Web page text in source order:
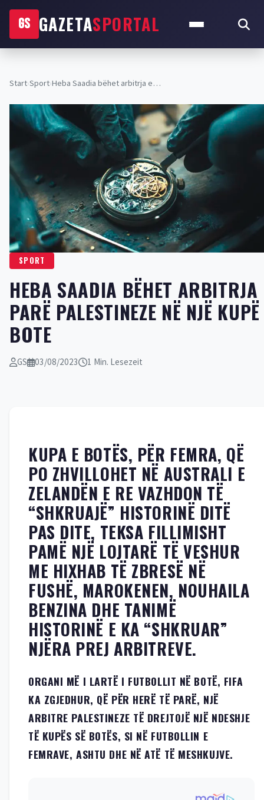
GS GAZETASPORTAL
Start›Sport›Heba Saadia bëhet arbitrja e…
SPORT
HEBA SAADIA BËHET ARBITRJA
PARË PALESTINEZE NË NJË KUPË
BOTE
GS 03/08/2023 1 Min. Lesezeit
KUPA E BOTËS, PËR FEMRA, QË
PO ZHVILLOHET NË AUSTRALI E
ZELANDËN E RE VAZHDON TË
“SHKRUAJË” HISTORINË DITË
PAS DITE, TEKSA FILLIMISHT
PAMË NJË LOJTARË TË VESHUR
ME HIXHAB TË ZBRESË NË
FUSHË, MAROKENEN, NOUHAILA
BENZINA DHE TANIMË
HISTORINË E KA “SHKRUAR”
NJËRA PREJ ARBITREVE.
ORGANI MË I LARTË I FUTBOLLIT NË BOTË, FIFA
KA ZGJEDHUR, QË PËR HERË TË PARË, NJË
ARBITRE PALESTINEZE TË DREJTOJË NJË NDESHJE
TË KUPËS SË BOTËS, SI NË FUTBOLLIN E
FEMRAVE, ASHTU DHE NË ATË TË MESHKUJVE.